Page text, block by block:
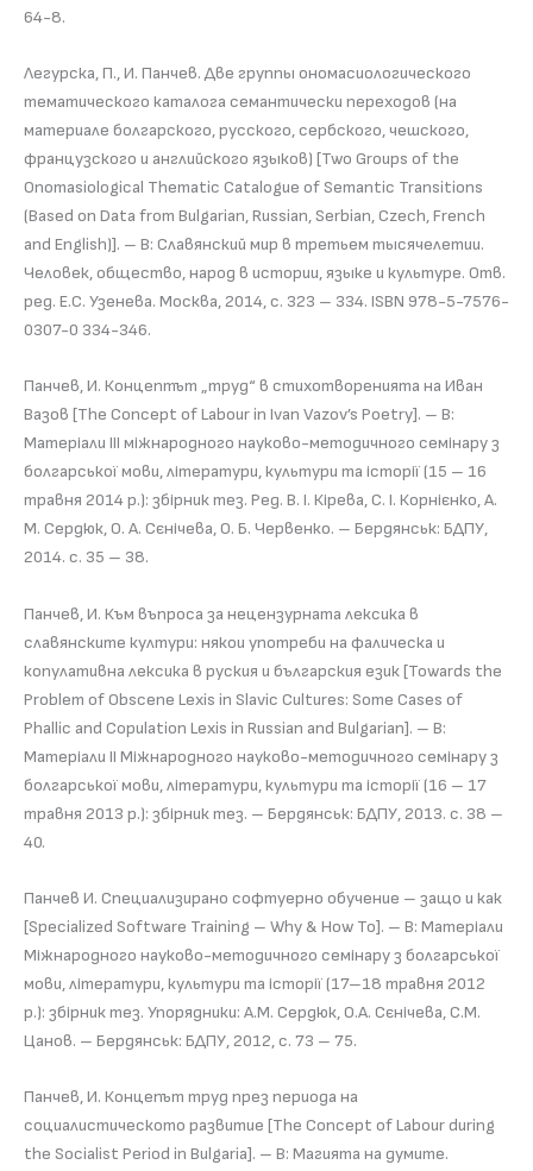
64-8.
Легурска, П., И. Панчев. Две группы ономасиологического
тематического каталога семантически переходов (на
материале болгарского, русского, сербского, чешского,
французского и английского языков) [Two Groups of the
Onomasiological Thematic Catalogue of Semantic Transitions
(Based on Data from Bulgarian, Russian, Serbian, Czech, French
and English)]. – В: Славянский мир в третьем тысячелетии.
Человек, общество, народ в истории, языке и культуре. Отв.
ред. Е.С. Узенева. Москва, 2014, с. 323 – 334. ISBN 978-5-7576-
0307-0 334-346.
Панчев, И. Концептът „труд“ в стихотворенията на Иван
Вазов [The Concept of Labour in Ivan Vazov’s Poetry]. – В:
Матеріали III міжнародного науково-методичного семінару з
болгарської мови, літератури, культури та історії (15 – 16
травня 2014 р.): збірник тез. Ред. В. І. Кірева, С. І. Корнієнко, А.
М. Сердюк, О. А. Сєнічева, О. Б. Червенко. – Бердянськ: БДПУ,
2014. с. 35 – 38.
Панчев, И. Към въпроса за нецензурната лексика в
славянските култури: някои употреби на фалическа и
копулативна лексика в руския и българския език [Towards the
Problem of Obscene Lexis in Slavic Cultures: Some Cases of
Phallic and Copulation Lexis in Russian and Bulgarian]. – В:
Матеріали II Міжнародного науково-методичного семінару з
болгарської мови, літератури, культури та історії (16 – 17
травня 2013 р.): збірник тез. – Бердянськ: БДПУ, 2013. с. 38 –
40.
Панчев И. Специализирано софтуерно обучение – защо и как
[Specialized Software Training – Why & How To]. – В: Матеріали
Міжнародного науково-методичного семінару з болгарської
мови, літератури, культури та історії (17–18 травня 2012
р.): збірник тез. Упорядники: А.М. Сердюк, О.А. Сєнічева, С.М.
Цанов. – Бердянськ: БДПУ, 2012, с. 73 – 75.
Панчев, И. Концепът труд през периода на
социалистическото развитие [The Concept of Labour during
the Socialist Period in Bulgaria]. – В: Магията на думите.